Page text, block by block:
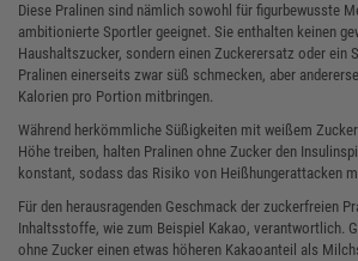
Diese Pralinen sind nämlich sowohl für figurbewusste
ambitionierte Sportler geeignet. Sie enthalten keinen
Haushaltszucker, sondern einen Zuckerersatz oder ein
Pralinen einerseits zwar süß schmecken, aber
Kalorien pro Portion mitbringen.
Während herkömmliche Süßigkeiten mit weißem
Höhe treiben, halten Pralinen ohne Zucker den
konstant, sodass das Risiko von Heißhungerattacken
Für den herausragenden Geschmack der zuckerfreien
Inhaltsstoffe, wie zum Beispiel Kakao, verantwortlich.
ohne Zucker einen etwas höheren Kakaoanteil als